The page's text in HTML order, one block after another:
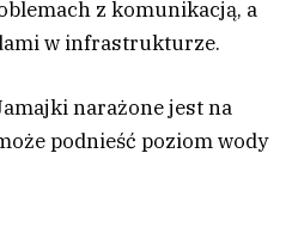
z komunikacją, a
w infrastrukturze.
narażone jest na
podnieść poziom wody